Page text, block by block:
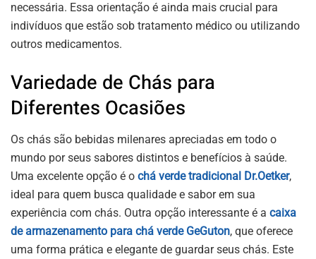
necessária. Essa orientação é ainda mais crucial para
indivíduos que estão sob tratamento médico ou utilizando
outros medicamentos.
Variedade de Chás para
Diferentes Ocasiões
Os chás são bebidas milenares apreciadas em todo o
mundo por seus sabores distintos e benefícios à saúde.
Uma excelente opção é o chá verde tradicional Dr.Oetker,
ideal para quem busca qualidade e sabor em sua
experiência com chás. Outra opção interessante é a caixa
de armazenamento para chá verde GeGuton, que oferece
uma forma prática e elegante de guardar seus chás. Este